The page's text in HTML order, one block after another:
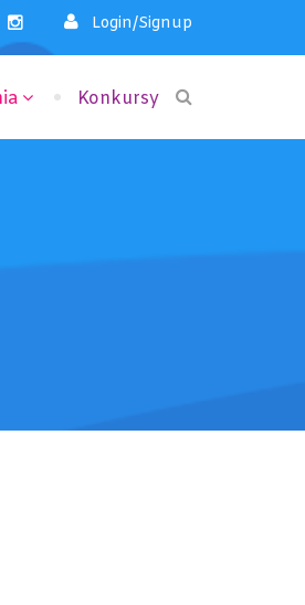
Login/Signup
Konkursy